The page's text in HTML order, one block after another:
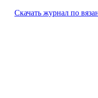
Скачать журнал по